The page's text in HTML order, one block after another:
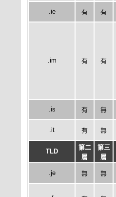
.ie 有 有
.im 有 有
.is 有 無
.it 有 無
TLD
第二
層
第三
層
.je 無 無